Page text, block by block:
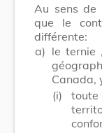
Au sens de
que le
différente:
a) le ternie
Canada,
(i)